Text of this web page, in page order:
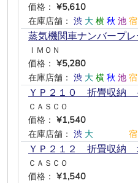
価格： ¥5,610
在庫店舗： 渋 大 横 秋 池 宿
蒸気機関車ナンバープ
ＩＭＯＮ
価格： ¥5,280
在庫店舗： 渋 大 横 秋 池 宿
ＹＰ２１０ 折畳収納
ＣＡＳＣＯ
価格： ¥1,540
在庫店舗： 渋 大 宿
ＹＰ２１２ 折畳収納
ＣＡＳＣＯ
価格： ¥1,540